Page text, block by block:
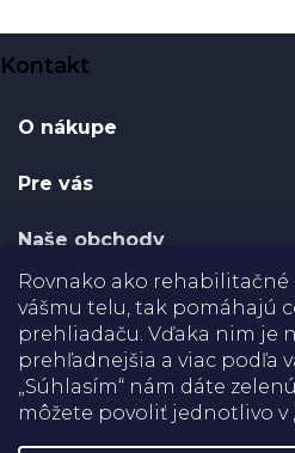
Rovnako ako
vášmu telu, tak pomáhajú
prehliadaču. Vďaka nim je
prehľadnejšia a viac podľa
„Súhlasím“ nám dáte
môžete povoliť jednotlivo v
á
Kontakt
O nákupe
Pre vás
Naše obchody
Certifikáty
Doprava
Platba